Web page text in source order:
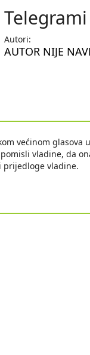
Telegrami
Autori:
AUTOR NIJE
većinom
vladine, da
prijedloge vladine.